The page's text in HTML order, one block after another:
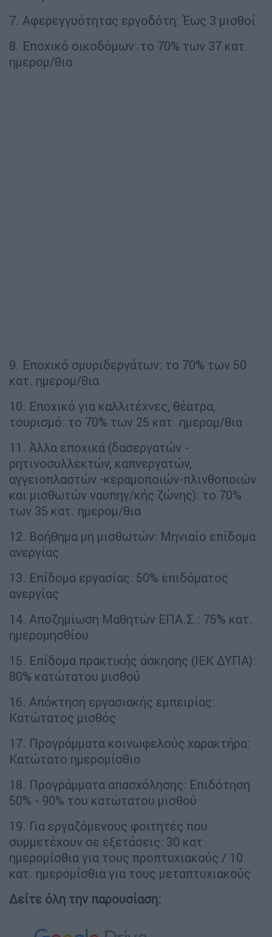
7. Αφερεγγυότητας εργοδότη: Έως 3 μισθοί
8. Εποχικό οικοδόμων: το 70% των 37 κατ.
ημερομ/θια
9. Εποχικό σμυριδεργάτων: το 70% των 50
κατ. ημερομ/θια
10. Εποχικό για καλλιτέχνες, θέατρα,
τουρισμό: το 70% των 25 κατ. ημερομ/θια
11. Άλλα εποχικά (δασεργατών -
ρητινοσυλλεκτών, καπνεργατών,
αγγειοπλαστών -κεραμοποιών-πλινθοποιών
και μισθωτών ναυπηγ/κής ζώνης): το 70%
των 35 κατ. ημερομ/θια
12. Βοήθημα μη μισθωτών: Μηνιαίο επίδομα
ανεργίας
13. Επίδομα εργασίας: 50% επιδόματος
ανεργίας
14. Αποζημίωση Μαθητών ΕΠΑ.Σ.: 75% κατ.
ημερομησθίου
15. Επίδομα πρακτικής άσκησης (ΙΕΚ ΔΥΠΑ):
80% κατώτατου μισθού
16. Απόκτηση εργασιακής εμπειρίας:
Κατώτατος μισθός
17. Προγράμματα κοινωφελούς χαρακτήρα:
Κατώτατο ημερομίσθιο
18. Προγράμματα απασχόλησης: Επιδότηση
50% - 90% του κατώτατου μισθού
19. Για εργαζόμενους φοιτητές που
συμμετέχουν σε εξετάσεις: 30 κατ.
ημερομίσθια για τους προπτυχιακούς / 10
κατ. ημερομίσθια για τους μεταπτυχιακούς
Δείτε όλη την παρουσίαση: